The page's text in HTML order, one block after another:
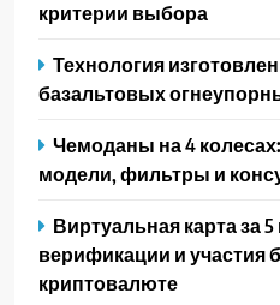
критерии выбора
Технология
базальтовых
Чемоданы на 4
модели, фильтры и
Виртуальная карта за
верификации и участия
криптовалюте